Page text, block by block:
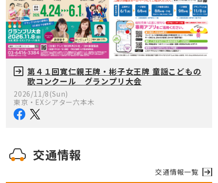
第４１回寛仁親王牌・彬子女王牌 童謡こどもの
歌コンクール グランプリ大会
2026/11/8(Sun)
東京・EXシアター六本木
交通情報
交通情報一覧